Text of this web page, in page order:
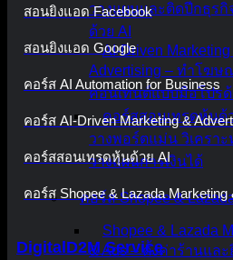
วางแผนและติดปีกธุร
ด้วย AI
AI-Driven Marketing
Advertising – ทำโฆษ
คอนเทนต์แบบมือโปรด้
คอร์สสอนเทรดหุ้นด้
วางพอร์ตแม่น วิเครา
วางแผนการเงินได้
คอร์ส Shopee &
Shopee & Lazada
& Ads – ตั้งค่าร้านแล
สอนยิงแอด Facebook
สอนยิงแอด Google
คอร์ส AI Automation for Business
คอร์ส AI-Driven Marketing &
คอร์สสอนเทรดหุ้นด้วย AI
คอร์ส Shopee & Lazada Marketing
DigitalD2M Service